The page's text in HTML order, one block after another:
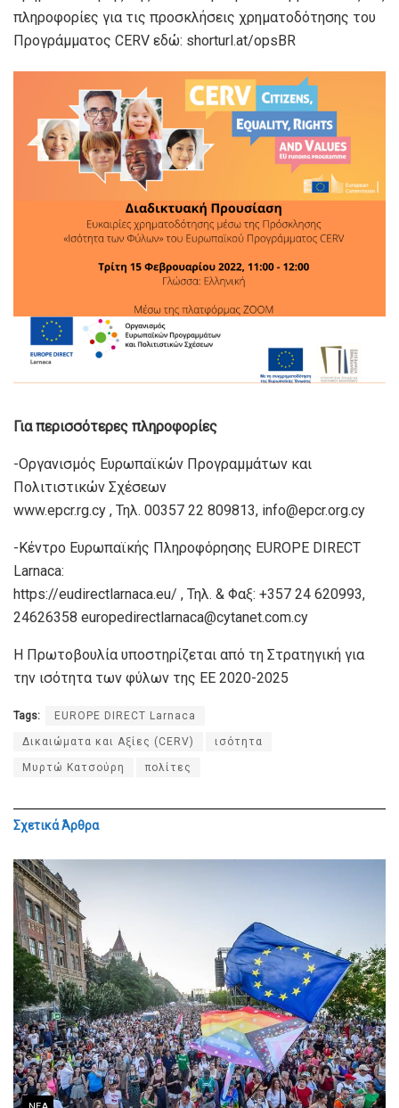
πληροφορίες για τις προσκλήσεις χρηματοδότησης του
Προγράμματος CERV εδώ: shorturl.at/opsBR
Για περισσότερες πληροφορίες
-Οργανισμός Ευρωπαϊκών Προγραμμάτων και
Πολιτιστικών Σχέσεων
www.epcr.rg.cy , Τηλ. 00357 22 809813, info@epcr.org.cy
-Κέντρο Ευρωπαϊκής Πληροφόρησης EUROPE DIRECT
Larnaca:
https://eudirectlarnaca.eu/ , Τηλ. & Φαξ: +357 24 620993,
24626358 europedirectlarnaca@cytanet.com.cy
Η Πρωτοβουλία υποστηρίζεται από τη Στρατηγική για
την ισότητα των φύλων της ΕΕ 2020-2025
Tags: EUROPE DIRECT Larnaca
Δικαιώματα και Αξίες (CERV) ισότητα
Μυρτώ Κατσούρη πολίτες
ΣχετικάΆρθρα